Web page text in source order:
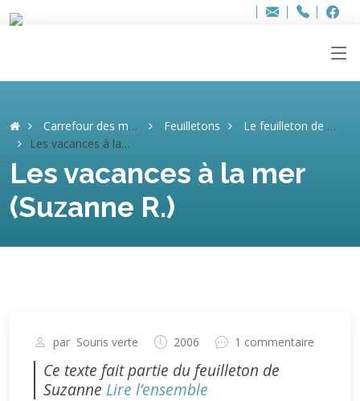
Adresse
info..hâthe..
Tel.
Tel.
Carrefour des mémoires Feuilletons
Le feuilleton de Suzanne
Les vacances à la mer (Suzanne R.)
Les vacances à la mer
(Suzanne R.)
par Souris verte 2006 1 commentaire
Ce texte fait partie du feuilleton de
Suzanne Lire l’ensemble